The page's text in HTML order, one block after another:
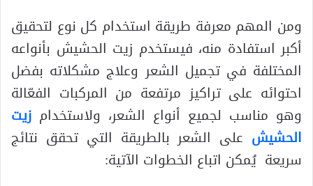
ومن المهم معرفة طريقة استخدام كل نوع لتحقيق
أكبر استفادة منه، فيستخدم زيت الحشيش بأنواعه
المختلفة في تجميل الشعر وعلاج مشكلاته بفضل
احتوائه على تراكيز مرتفعة من المركبات الفعّالة
وهو مناسب لجميع أنواع الشعر، ولاستخدام زيت
الحشيش على الشعر بالطريقة التي تحقق نتائج
سريعة يُمكن اتباع الخطوات الآتية: